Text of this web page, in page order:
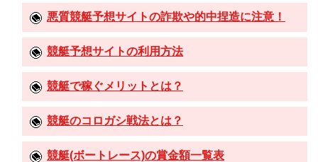
悪質競艇予想サイトの詐欺や的中捏造に注意！
競艇予想サイトの利用方法
競艇で稼ぐメリットとは？
競艇のコロガシ戦法とは？
競艇(ボートレース)の賞金額一覧表